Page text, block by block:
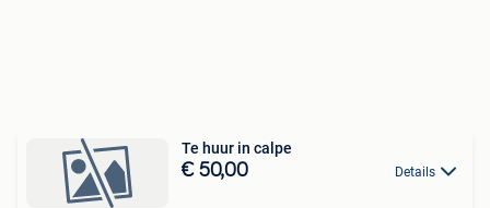
Te huur in calpe
€ 50,00 Details